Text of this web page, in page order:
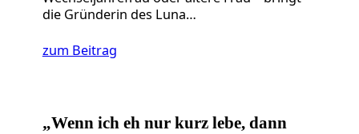
die Gründerin des Luna…
zum Beitrag
„Wenn ich eh nur kurz lebe, dann